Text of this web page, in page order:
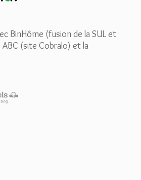
BinHôme (fusion de la SUL et
ABC (site Cobralo) et la